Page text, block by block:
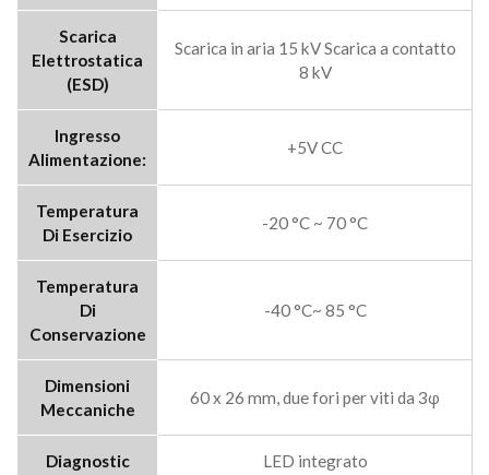
Scarica
Elettrostatica
(ESD)
Scarica in aria 15 kV Scarica a contatto
8 kV
Ingresso
Alimentazione:
+5V CC
Temperatura
Di Esercizio
-20 °C ~ 70 °C
Temperatura
Di
Conservazione
-40 °C~ 85 °C
Dimensioni
Meccaniche
60 x 26 mm, due fori per viti da 3φ
Diagnostic LED integrato